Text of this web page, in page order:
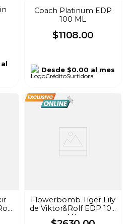
al
Coach Platinum EDP
100 ML
$1108.00
Desde $0.00 al mes
Flowerbomb Tiger Lily
de Viktor&Rolf EDP 100
ML